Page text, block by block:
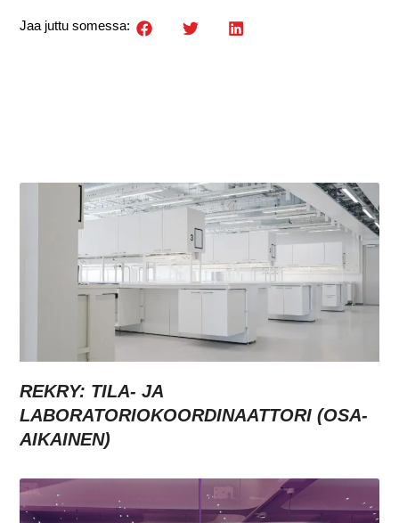
Jaa juttu somessa:
REKRY: TILA- JA
LABORATORIOKOORDINAATTORI (OSA-
AIKAINEN)